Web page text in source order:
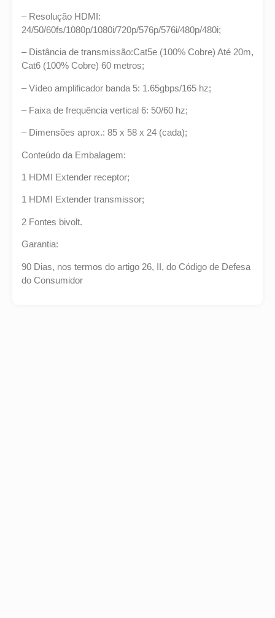
– Resolução HDMI:
24/50/60fs/1080p/1080i/720p/576p/576i/480p/480i;
– Distância de transmissão:Cat5e (100% Cobre) Até 20m,
Cat6 (100% Cobre) 60 metros;
– Vídeo amplificador banda 5: 1.65gbps/165 hz;
– Faixa de frequência vertical 6: 50/60 hz;
– Dimensões aprox.: 85 x 58 x 24 (cada);
Conteúdo da Embalagem:
1 HDMI Extender receptor;
1 HDMI Extender transmissor;
2 Fontes bivolt.
Garantia:
90 Dias, nos termos do artigo 26, II, do Código de Defesa
do Consumidor